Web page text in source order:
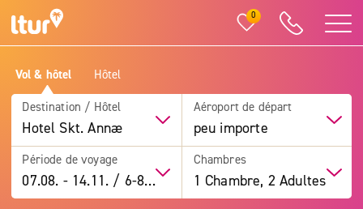
0
Vol & hôtel Hôtel
Destination / Hôtel
Hotel Skt. Annæ
Aéroport de départ
peu importe
Période de voyage
07.08. -14.11. / 6-8 jours
Chambres
1 Chambre, 2 Adultes